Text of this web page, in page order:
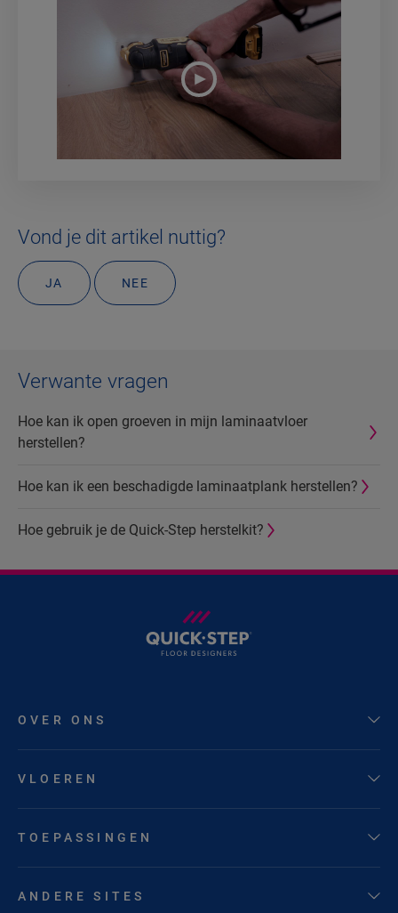
Vond je dit artikel nuttig?
JA NEE
Verwante vragen
Hoe kan ik open groeven in mijn laminaatvloer
herstellen?
Hoe kan ik een beschadigde laminaatplank herstellen?
Hoe gebruik je de Quick-Step herstelkit?
OVER ONS
VLOEREN
TOEPASSINGEN
ANDERE SITES